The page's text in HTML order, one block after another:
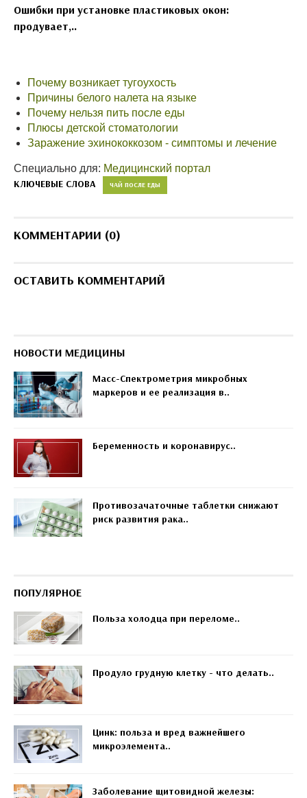
Ошибки при установке пластиковых окон:
продувает,..
Почему возникает тугоухость
Причины белого налета на языке
Почему нельзя пить после еды
Плюсы детской стоматологии
Заражение эхинококкозом - симптомы и лечение
Специально для: Медицинский портал
КЛЮЧЕВЫЕ СЛОВА ЧАЙ ПОСЛЕ ЕДЫ
КОММЕНТАРИИ (0)
ОСТАВИТЬ КОММЕНТАРИЙ
НОВОСТИ МЕДИЦИНЫ
Масс-Спектрометрия микробных
маркеров и ее реализация в..
Беременность и коронавирус..
Противозачаточные таблетки снижают
риск развития рака..
ПОПУЛЯРНОЕ
Польза холодца при переломе..
Продуло грудную клетку - что делать..
Цинк: польза и вред важнейшего
микроэлемента..
Заболевание щитовидной железы: